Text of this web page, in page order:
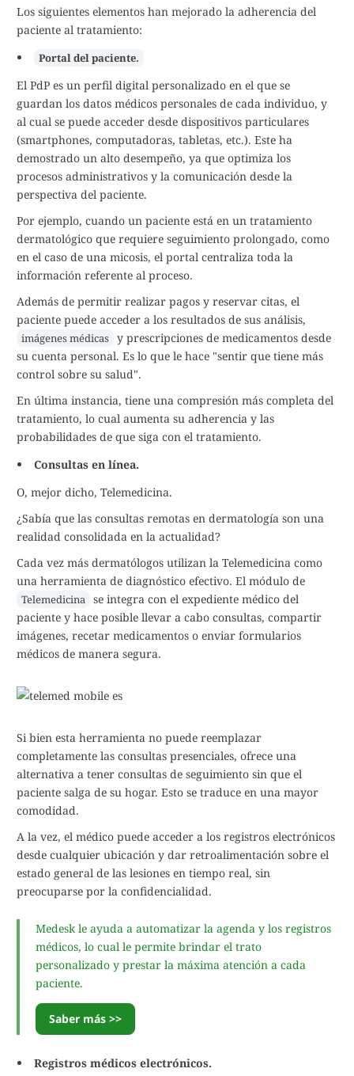
Los siguientes elementos han mejorado la adherencia del
paciente al tratamiento:
Portal del paciente.
El PdP es un perfil digital personalizado en el que se
guardan los datos médicos personales de cada individuo, y
al cual se puede acceder desde dispositivos particulares
(smartphones, computadoras, tabletas, etc.). Este ha
demostrado un alto desempeño, ya que optimiza los
procesos administrativos y la comunicación desde la
perspectiva del paciente.
Por ejemplo, cuando un paciente está en un tratamiento
dermatológico que requiere seguimiento prolongado, como
en el caso de una micosis, el portal centraliza toda la
información referente al proceso.
Además de permitir realizar pagos y reservar citas, el
paciente puede acceder a los resultados de sus análisis,
imágenes médicas y prescripciones de medicamentos desde
su cuenta personal. Es lo que le hace "sentir que tiene más
control sobre su salud".
En última instancia, tiene una compresión más completa del
tratamiento, lo cual aumenta su adherencia y las
probabilidades de que siga con el tratamiento.
Consultas en línea.
O, mejor dicho, Telemedicina.
¿Sabía que las consultas remotas en dermatología son una
realidad consolidada en la actualidad?
Cada vez más dermatólogos utilizan la Telemedicina como
una herramienta de diagnóstico efectivo. El módulo de
Telemedicina se integra con el expediente médico del
paciente y hace posible llevar a cabo consultas, compartir
imágenes, recetar medicamentos o enviar formularios
médicos de manera segura.
Si bien esta herramienta no puede reemplazar
completamente las consultas presenciales, ofrece una
alternativa a tener consultas de seguimiento sin que el
paciente salga de su hogar. Esto se traduce en una mayor
comodidad.
A la vez, el médico puede acceder a los registros electrónicos
desde cualquier ubicación y dar retroalimentación sobre el
estado general de las lesiones en tiempo real, sin
preocuparse por la confidencialidad.
Medesk le ayuda a automatizar la agenda y los registros
médicos, lo cual le permite brindar el trato
personalizado y prestar la máxima atención a cada
paciente.
Saber más >>
Registros médicos electrónicos.